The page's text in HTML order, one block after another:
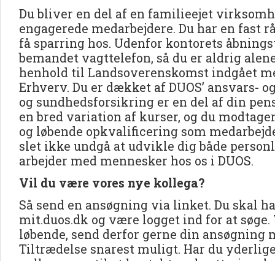
Du bliver en del af en familieejet
engagerede medarbejdere. Du har en fast
få sparring hos. Udenfor kontorets
bemandet vagttelefon, så du er aldrig
henhold til Landsoverenskomst indgået
Erhverv. Du er dækket af DUOS’ ansvars-
og sundhedsforsikring er en del af din
en bred variation af kurser, og du
og løbende opkvalificering som
slet ikke undgå at udvikle dig både
arbejder med mennesker hos os i DUOS.
Vil du være vores nye kollega?
Så send en ansøgning via linket. Du skal
mit.duos.dk og være logget ind for at
løbende, send derfor gerne din ansøgning
Tiltrædelse snarest muligt. Har du